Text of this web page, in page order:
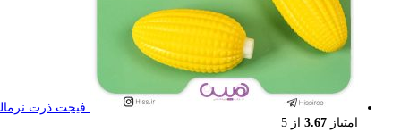
فیجت ذرت
امتیاز 3.67 از 5